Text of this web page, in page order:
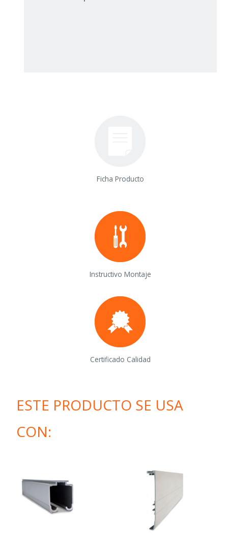
Ficha Producto
Instructivo Montaje
Certificado Calidad
ESTE PRODUCTO SE USA
CON: